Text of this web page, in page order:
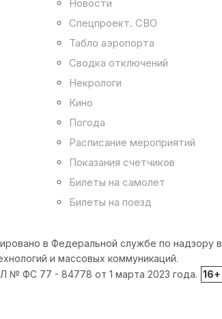
Новости
Спецпроект. СВО
Табло аэропорта
Сводка отключений
Некрологи
Кино
Погода
Расписание мероприятий
Показания счетчиков
Билеты на самолет
Билеты на поезд
в Федеральной службе по надзору в
и массовых коммуникаций.
№ ФС 77 - 84778 от 1 марта 2023 года. 16+